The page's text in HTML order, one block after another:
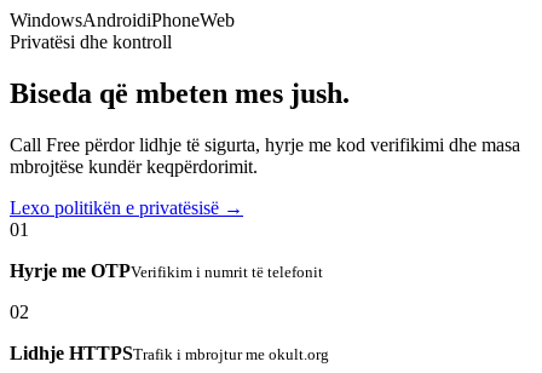
WindowsAndroidiPhoneWeb
Privatësi dhe kontroll
Biseda që mbeten mes jush.
Call Free përdor lidhje të sigurta, hyrje me kod verifikimi dhe masa
mbrojtëse kundër keqpërdorimit.
Lexo politikën e privatësisë →
01
Hyrje me OTPVerifikim i numrit të telefonit
02
Lidhje HTTPSTrafik i mbrojtur me okult.org